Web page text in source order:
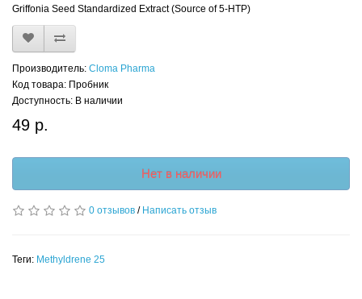
Griffonia Seed Standardized Extract (Source of 5-HTP)
Производитель: Cloma Pharma
Код товара: Пробник
Доступность: В наличии
49 р.
Нет в наличии
0 отзывов / Написать отзыв
Теги: Methyldrene 25